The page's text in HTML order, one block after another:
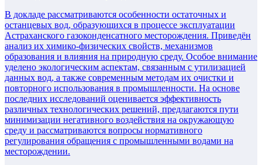
В докладе рассматриваются особенности остаточных и
останцевых вод, образующихся в процессе эксплуатации
Астраханского газоконденсатного месторождения. Приведён
анализ их химико-физических свойств, механизмов
образования и влияния на природную среду. Особое внимание
уделено экологическим аспектам, связанным с утилизацией
данных вод, а также современным методам их очистки и
повторного использования в промышленности. На основе
последних исследований оценивается эффективность
различных технологических решений, предлагаются пути
минимизации негативного воздействия на окружающую
среду и рассматриваются вопросы нормативного
регулирования обращения с промышленными водами на
месторождении.